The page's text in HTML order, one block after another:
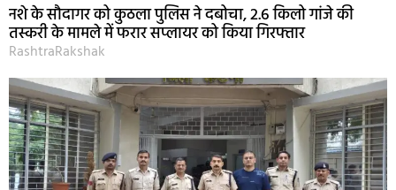
नशे के सौदागर को कुठला पुलिस ने दबोचा, 2.6 किलो गांजे की
तस्करी के मामले में फरार सप्लायर को किया गिरफ्तार
RashtraRakshak